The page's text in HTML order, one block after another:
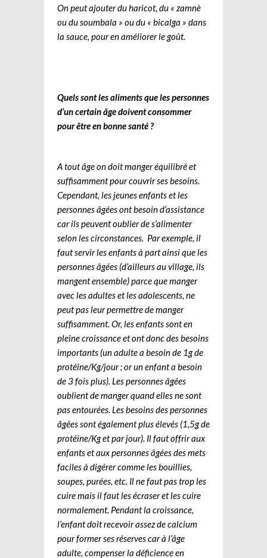
On peut ajouter du haricot, du « zamnè
ou du soumbala » ou du « bicalga » dans
la sauce, pour en améliorer le goût.
Quels sont les aliments que les personnes
d’un certain âge doivent consommer
pour être en bonne santé ?
A tout âge on doit manger équilibré et
suffisamment pour couvrir ses besoins.
Cependant, les jeunes enfants et les
personnes âgées ont besoin d’assistance
car ils peuvent oublier de s’alimenter
selon les circonstances. Par exemple, il
faut servir les enfants à part ainsi que les
personnes âgées (d’ailleurs au village, ils
mangent ensemble) parce que manger
avec les adultes et les adolescents, ne
peut pas leur permettre de manger
suffisamment. Or, les enfants sont en
pleine croissance et ont donc des besoins
importants (un adulte a besoin de 1g de
protéine/Kg/jour ; or un enfant a besoin
de 3 fois plus). Les personnes âgées
oublient de manger quand elles ne sont
pas entourées. Les besoins des personnes
âgées sont également plus élevés (1,5g de
protéine/Kg et par jour). Il faut offrir aux
enfants et aux personnes âgées des mets
faciles à digérer comme les bouillies,
soupes, purées, etc. Il ne faut pas trop les
cuire mais il faut les écraser et les cuire
normalement. Pendant la croissance,
l’enfant doit recevoir assez de calcium
pour former ses réserves car à l’âge
adulte, compenser la déficience en